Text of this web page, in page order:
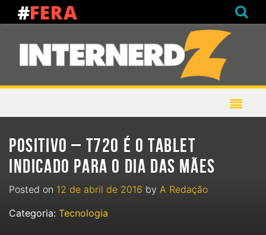
POSITIVO – T720 É O TABLET
INDICADO PARA O DIA DAS MÃES
Posted on 12 de abril de 2016 by A Redação
Categoria: Tecnologia